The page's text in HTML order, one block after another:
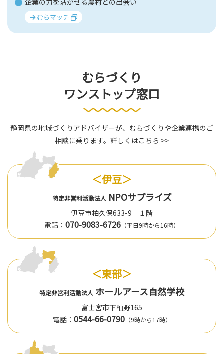
むらマッチ
むらづくり
ワンストップ窓口
静岡県の地域づくりアドバイザーが、むらづくりや企業連携のご
相談に乗ります。 詳しくはこちら >>
＜伊豆＞
特定非営利活動法人 NPOサプライズ
伊豆市柏久保633-9 １階
電話： 070-9083-6726 （平日9時から16時）
＜東部＞
特定非営利活動法人 ホールアース自然学校
富士宮市下柚野165
電話： 0544-66-0790（9時から17時）